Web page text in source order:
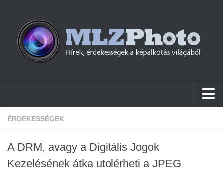
Hírek
Cikkek
ÉRDEKESSÉGEK
A DRM, avagy a Digitális Jogok
Kezelésének átka utolérheti a JPEG